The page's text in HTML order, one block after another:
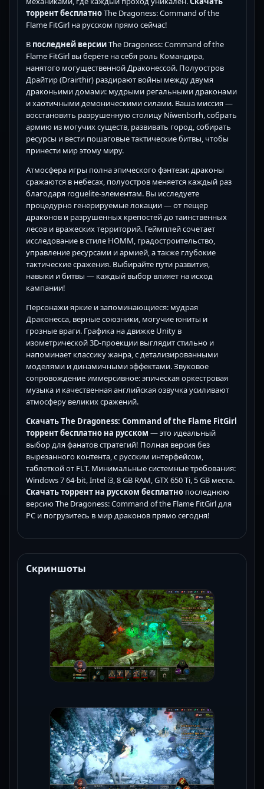
торрент бесплатноThe Dragoness: Command of the
Flame FitGirl на русском прямо сейчас!
В последней версииThe Dragoness: Command of the
Flame FitGirl вы берёте на себя роль Командира,
нанятого могущественной Драконессой. Полуостров
Драйтир (Drairthir) раздирают войны между двумя
драконьими домами: мудрыми регальными драконами
и хаотичными демоническими силами. Ваша миссия —
восстановить разрушенную столицу Níwenborh, собрать
армию из могучих существ, развивать город, собирать
ресурсы и вести пошаговые тактические битвы, чтобы
принести мир этому миру.
Атмосфера игры полна эпического фэнтези: драконы
сражаются в небесах, полуостров меняется каждый раз
благодаря roguelite-элементам. Вы исследуете
процедурно генерируемые локации — от пещер
драконов и разрушенных крепостей до таинственных
лесов и вражеских территорий. Геймплей сочетает
исследование в стиле HOMM, градостроительство,
управление ресурсами и армией, а также глубокие
тактические сражения. Выбирайте пути развития,
навыки и битвы — каждый выбор влияет на исход
кампании!
Персонажи яркие и запоминающиеся: мудрая
Драконесса, верные союзники, могучие юниты и
грозные враги. Графика на движке Unity в
изометрической 3D-проекции выглядит стильно и
напоминает классику жанра, с детализированными
моделями и динамичными эффектами. Звуковое
сопровождение иммерсивное: эпическая оркестровая
музыка и качественная английская озвучка усиливают
атмосферу великих сражений.
Скачать The Dragoness: Command of the Flame FitGirl
торрент бесплатно на русском — это идеальный
выбор для фанатов стратегий! Полная версия без
вырезанного контента, с русским интерфейсом,
таблеткой от FLT. Минимальные системные требования:
Windows 7 64-bit, Intel i3, 8 GB RAM, GTX 650 Ti, 5 GB места.
Скачать торрент на русском бесплатно последнюю
версию The Dragoness: Command of the Flame FitGirl для
PC и погрузитесь в мир драконов прямо сегодня!
Скриншоты